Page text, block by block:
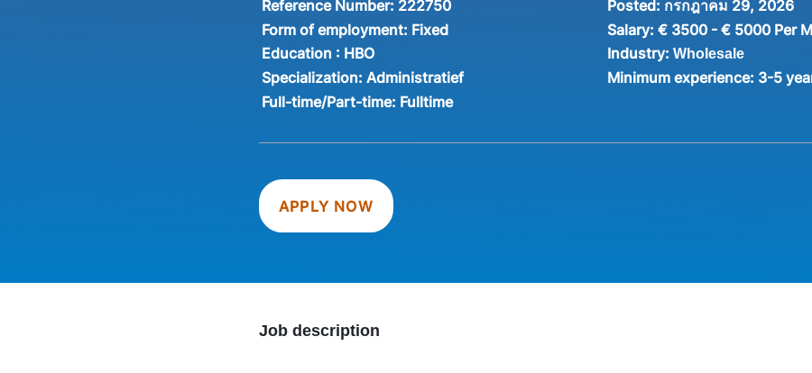
Reference Number: 222750 Posted: กรกฎาคม 29, 2026
Form of employment: Fixed Salary: € 3500 - € 5000 Per
Education : HBO Industry: Wholesale
Specialization:Administratief Minimum experience: 3-5
Full-time/Part-time: Fulltime
APPLY NOW
Job description